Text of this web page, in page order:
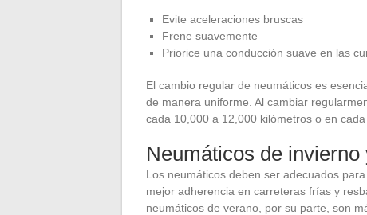
Evite aceleraciones bruscas
Frene suavemente
Priorice una conducción suave en las
El cambio regular de neumáticos es
de manera uniforme. Al cambiar
cada 10,000 a 12,000 kilómetros o en cada
Neumáticos de
Los neumáticos deben ser adecuados
mejor adherencia en carreteras frías y
neumáticos de verano, por su parte, son